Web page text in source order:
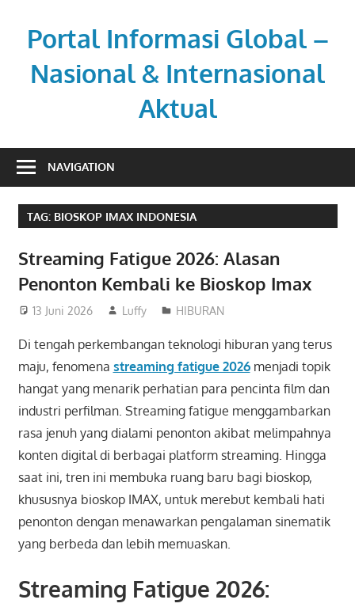
contentPortal Informasi Global –
Nasional & Internasional
Aktual
berita
untuk
pembaca
NAVIGATION
TAG: BIOSKOP IMAX INDONESIA
Streaming Fatigue 2026: Alasan
Penonton Kembali ke Bioskop Imax
13 Juni 2026 Luffy HIBURAN
Di tengah perkembangan teknologi hiburan yang terus
maju, fenomena streaming fatigue 2026menjadi topik
hangat yang menarik perhatian para pencinta film dan
industri perfilman. Streaming fatigue menggambarkan
rasa jenuh yang dialami penonton akibat melimpahnya
konten digital di berbagai platform streaming. Hingga
saat ini, tren ini membuka ruang baru bagi bioskop,
khususnya bioskop IMAX, untuk merebut kembali hati
penonton dengan menawarkan pengalaman sinematik
yang berbeda dan lebih memuaskan.
Streaming Fatigue 2026: